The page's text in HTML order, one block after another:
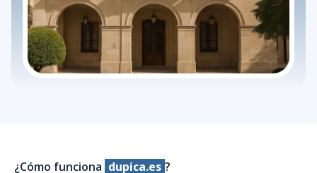
¿Cómo funciona dupica.es ?